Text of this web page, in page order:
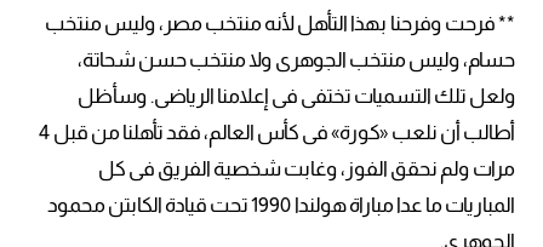
** فرحت وفرحنا بهذا التأهل لأنه منتخب مصر، وليس منتخب
حسام، وليس منتخب الجوهرى ولا منتخب حسن شحاتة،
ولعل تلك التسميات تختفى فى إعلامنا الرياضى. وسأظل
أطالب أن نلعب «كورة» فى كأس العالم، فقد تأهلنا من قبل 4
مرات ولم نحقق الفوز، وغابت شخصية الفريق فى كل
المباريات ما عدا مباراة هولندا 1990 تحت قيادة الكابتن محمود
الجوهرى.